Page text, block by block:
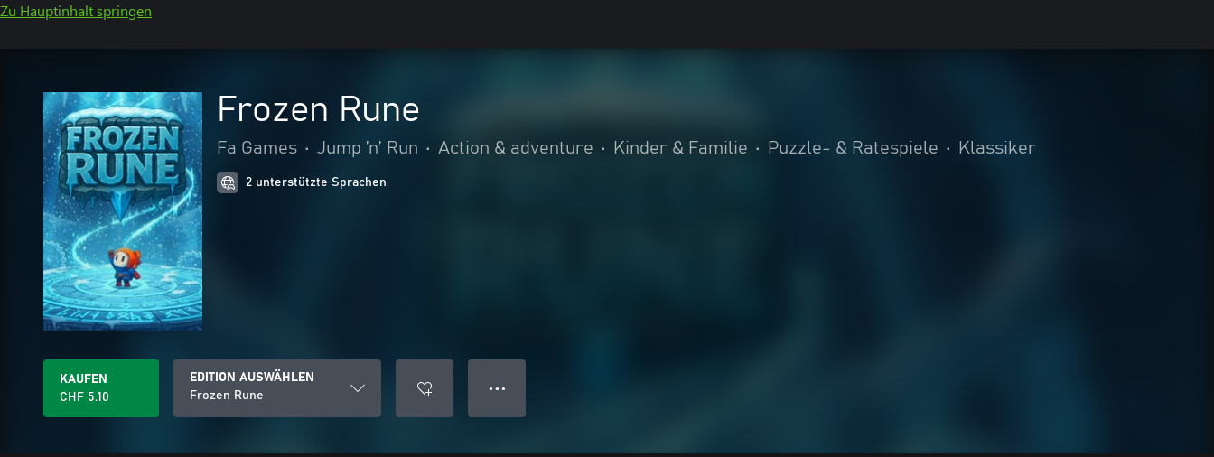
Zu Hauptinhalt springen
Frozen Rune
Fa Games • Jump ’n’ Run • Action & adventure • Kinder & Familie • Puzzle- & Ratespiele • Klassiker
2 unterstützte Sprachen
KAUFEN
CHF 5.10
EDITION AUSWÄHLEN
Frozen Rune
● ● ●